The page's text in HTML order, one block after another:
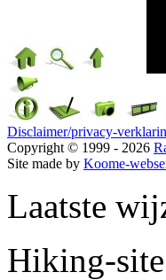
Disclaimer/privacy-
Copyright © 1999 - 2026
Site made by Koome-
Laatste
Hiking-